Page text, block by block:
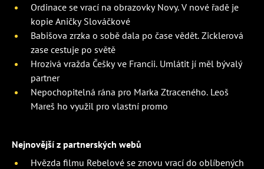
Ordinace se vrací na obrazovky Novy. V nové řadě je
kopie Aničky Slováčkové
Babišova zrzka o sobě dala po čase vědět. Zicklerová
zase cestuje po světě
Hrozivá vražda Češky ve Francii. Umlátit jí měl bývalý
partner
Nepochopitelná rána pro Marka Ztraceného. Leoš
Mareš ho využil pro vlastní promo
Nejnovější z partnerských webů
Hvězda filmu Rebelové se znovu vrací do oblíbených